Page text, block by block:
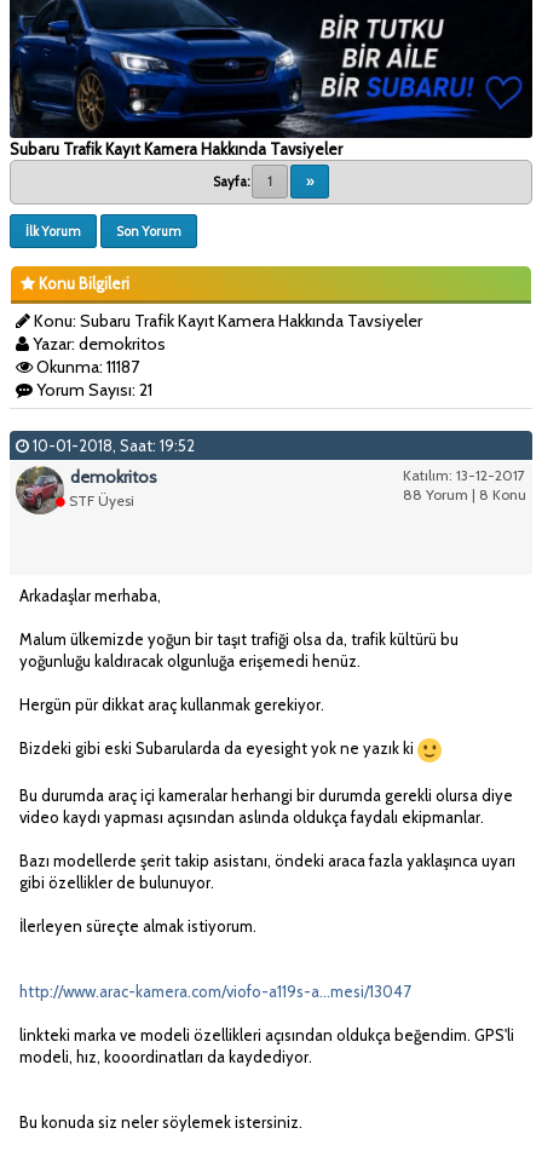
Subaru Trafik Kayıt Kamera Hakkında Tavsiyeler
Sayfa: 1 »
İlk Yorum Son Yorum
Konu Bilgileri
Konu: Subaru Trafik Kayıt Kamera Hakkında Tavsiyeler
Yazar: demokritos
Okunma: 11187
Yorum Sayısı: 21
10-01-2018, Saat: 19:52
Katılım: 13-12-2017
88 Yorum | 8 Konu
demokritos
STF Üyesi
Arkadaşlar merhaba,
Malum ülkemizde yoğun bir taşıt trafiği olsa da, trafik kültürü bu
yoğunluğu kaldıracak olgunluğa erişemedi henüz.
Hergün pür dikkat araç kullanmak gerekiyor.
Bizdeki gibi eski Subarularda da eyesight yok ne yazık ki
Bu durumda araç içi kameralar herhangi bir durumda gerekli olursa diye
video kaydı yapması açısından aslında oldukça faydalı ekipmanlar.
Bazı modellerde şerit takip asistanı, öndeki araca fazla yaklaşınca uyarı
gibi özellikler de bulunuyor.
İlerleyen süreçte almak istiyorum.
http://www.arac-kamera.com/viofo-a119s-a...mesi/13047
linkteki marka ve modeli özellikleri açısından oldukça beğendim. GPS'li
modeli, hız, kooordinatları da kaydediyor.
Bu konuda siz neler söylemek istersiniz.